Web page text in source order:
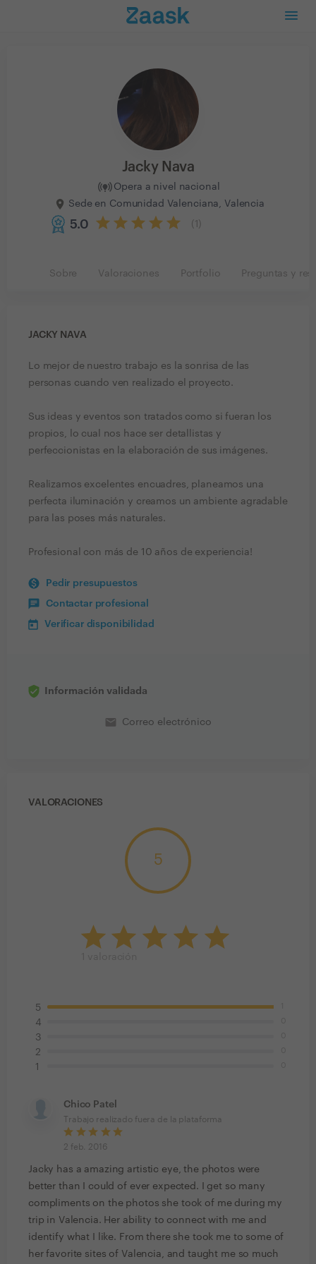
Jacky Nava
Opera a nivel nacional
Sede en Comunidad Valenciana, Valencia
5.0 1
Sobre Valoraciones Portfolio Preguntas y
JACKY NAVA
Lo mejor de nuestro trabajo es la sonrisa de las
personas cuando ven realizado el proyecto.
Sus ideas y eventos son tratados como si fueran los
propios, lo cual nos hace ser detallistas y
perfeccionistas en la elaboración de sus imágenes.
Realizamos excelentes encuadres, planeamos una
perfecta iluminación y creamos un ambiente agradable
para las poses más naturales.
Profesional con más de 10 años de experiencia!
Pedir presupuestos
Contactar profesional
Verificar disponibilidad
Información validada
email Correo electrónico
VALORACIONES
5
5
4
3
2
1
Chico Patel
Trabajo realizado fuera de la plataforma
2 feb. 2016
Jacky has a amazing artistic eye, the photos were
better than I could of ever expected. I get so many
compliments on the photos she took of me during my
trip in Valencia. Her ability to connect with me and
identify what I like. From there she took me to some of
her favorite sites of Valencia, and taught me so much